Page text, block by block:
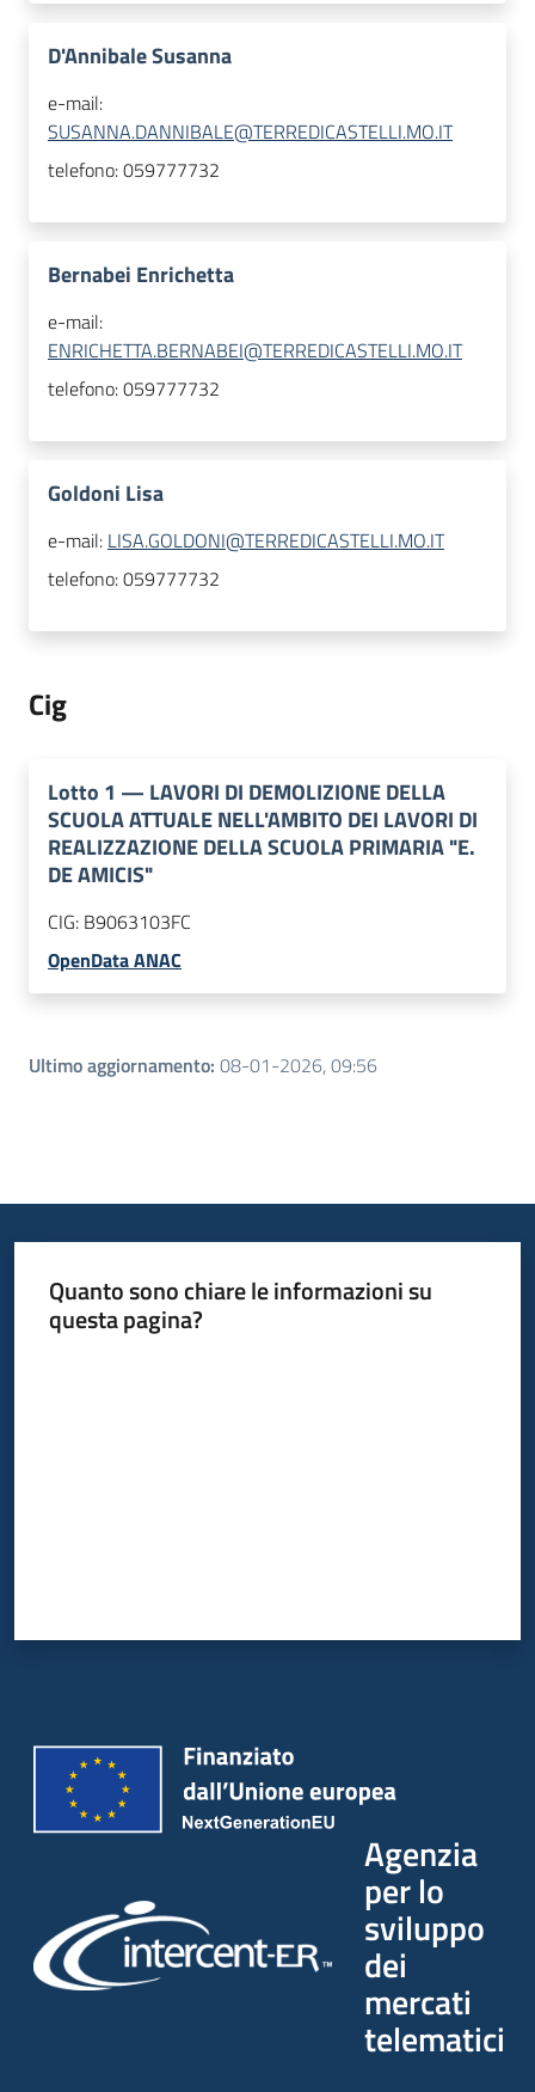
D'Annibale Susanna
e-mail:
SUSANNA.DANNIBALE@TERREDICASTELLI.MO.IT
telefono:059777732
Bernabei Enrichetta
e-mail:
ENRICHETTA.BERNABEI@TERREDICASTELLI.MO.IT
telefono:059777732
Goldoni Lisa
e-mail: LISA.GOLDONI@TERREDICASTELLI.MO.IT
telefono:059777732
Cig
Lotto 1 — LAVORI DI DEMOLIZIONE DELLA
SCUOLA ATTUALE NELL'AMBITO DEI LAVORI DI
REALIZZAZIONE DELLA SCUOLA PRIMARIA "E.
DE AMICIS"
CIG: B9063103FC
OpenData ANAC
Ultimo aggiornamento: 08-01-2026, 09:56
Quanto sono chiare le informazioni su
questa pagina?
Agenzia
per lo
sviluppo
dei
mercati
telematici